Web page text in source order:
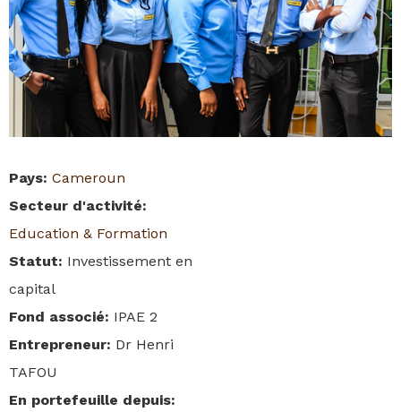
Pays: Cameroun
Secteur d'activité:
Education & Formation
Statut: Investissement en
capital
Fond associé: IPAE 2
Entrepreneur: Dr Henri
TAFOU
En portefeuille depuis: